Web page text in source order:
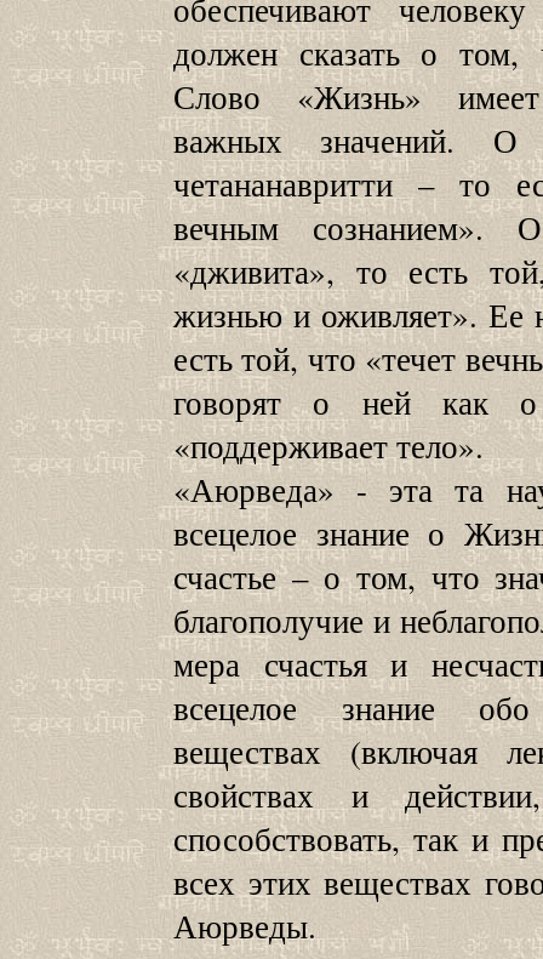
обеспечивают
должен сказать о
Слово «Жизнь» имеет
важных значений.
четананавритти – то
вечным
«дживита», то есть
жизнью и оживляет». Ее
есть той, что «течет
говорят о ней как
«поддерживает тело».
«Аюрведа» - эта та
всецелое знание о
счастье – о том, что
благополучие и
мера счастья и
всецелое знание
веществах (включая
свойствах и
способствовать, так и
всех этих веществах
Аюрведы.